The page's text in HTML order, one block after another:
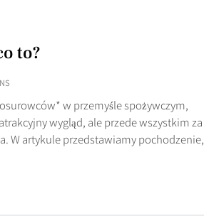
to?
w przemyśle spożywczym,
wygląd, ale przede wszystkim za
W artykule przedstawiamy pochodzenie,